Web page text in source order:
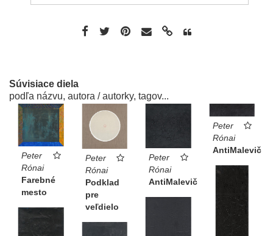
Súvisiace diela
podľa názvu, autora / autorky, tagov...
Peter
Rónai
Farebné
mesto
Peter
Rónai
Podklad
pre
veľdielo
Peter
Rónai
AntiMalevič
Peter
Rónai
AntiMalevič